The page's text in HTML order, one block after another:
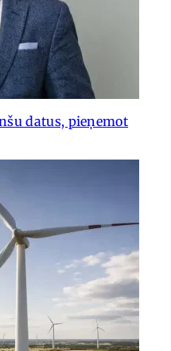
datus, pieņemot